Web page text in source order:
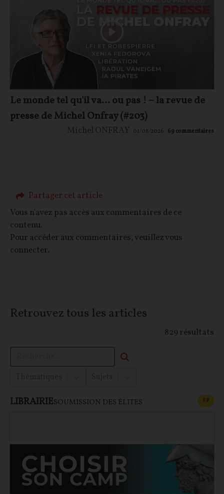
Le monde tel qu'il va… ou pas ! – la revue de
presse de Michel Onfray (#203)
Michel ONFRAY 01/08/2026 69 commentaires
Partager cet article
Vous n'avez pas accès aux commentaires de ce
contenu.
Pour accéder aux commentaires, veuillez vous
connecter.
Retrouvez tous les articles
829 résultats
LIBRAIRIESOUMISSION DES ÉLITES FP